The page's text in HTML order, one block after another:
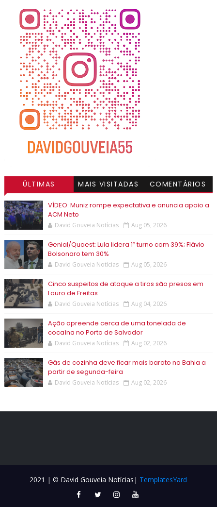
ÚLTIMAS MAIS VISITADAS COMENTÁRIOS
VÍDEO: Muniz rompe expectativa e anuncia apoio a
ACM Neto
David Gouveia Notícias Aug 05, 2026
Genial/Quaest: Lula lidera 1º turno com 39%; Flávio
Bolsonaro tem 30%
David Gouveia Notícias Aug 05, 2026
Cinco suspeitos de ataque a tiros são presos em
Lauro de Freitas
David Gouveia Notícias Aug 04, 2026
Ação apreende cerca de uma tonelada de
cocaína no Porto de Salvador
David Gouveia Notícias Aug 02, 2026
Gás de cozinha deve ficar mais barato na Bahia a
partir de segunda-feira
David Gouveia Notícias Aug 02, 2026
2021 | © David Gouveia Notícias| TemplatesYard